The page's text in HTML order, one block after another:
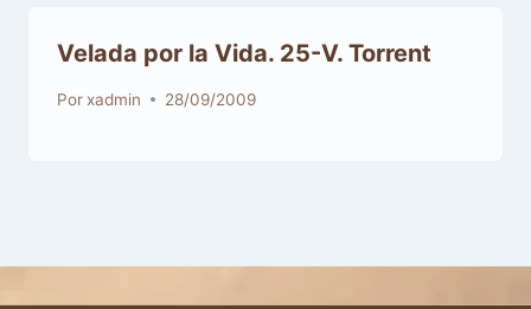
Velada por la Vida. 25-V. Torrent
Por xadmin 28/09/2009